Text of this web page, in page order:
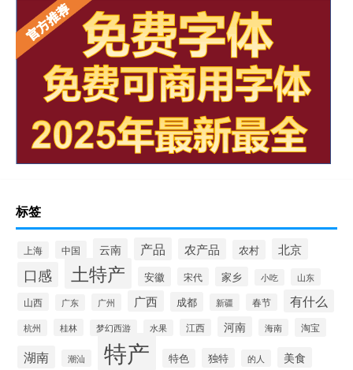
标签
上海 中国 云南 产品 农产品 农村 北京
口感 土特产 安徽 宋代 家乡 小吃 山东
山西 广东 广州 广西 成都 新疆 春节 有什么
杭州 桂林 梦幻西游 水果 江西 河南 海南 淘宝
湖南 潮汕 特产 特色 独特 的人 美食